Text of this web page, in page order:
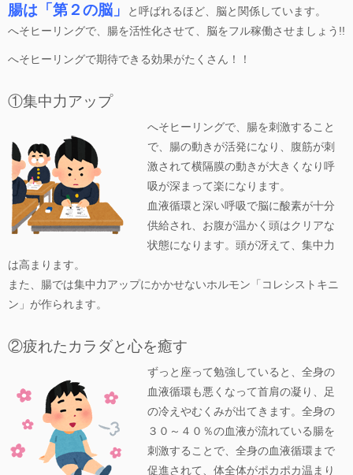
腸は「第２の脳」
と呼ばれるほど、脳と関係しています。
へそヒーリングで、腸を活性化させて、脳をフル稼働させましょう!!
へそヒーリングで期待できる効果がたくさん！！
①集中力アップ
へそヒーリングで、腸を刺激すること
で、腸の動きが活発になり、腹筋が刺
激されて横隔膜の動きが大きくなり呼
吸が深まって楽になります。
血液循環と深い呼吸で脳に酸素が十分
供給され、お腹が温かく頭はクリアな
状態になります。頭が冴えて、集中力
は高まります。
また、腸では集中力アップにかかせないホルモン「コレシストキニ
ン」が作られます。
②疲れたカラダと心を癒す
ずっと座って勉強していると、全身の
血液循環も悪くなって首肩の凝り、足
の冷えやむくみが出てきます。全身の
３０～４０％の血液が流れている腸を
刺激することで、全身の血液循環まで
促進されて、体全体がポカポカ温まり